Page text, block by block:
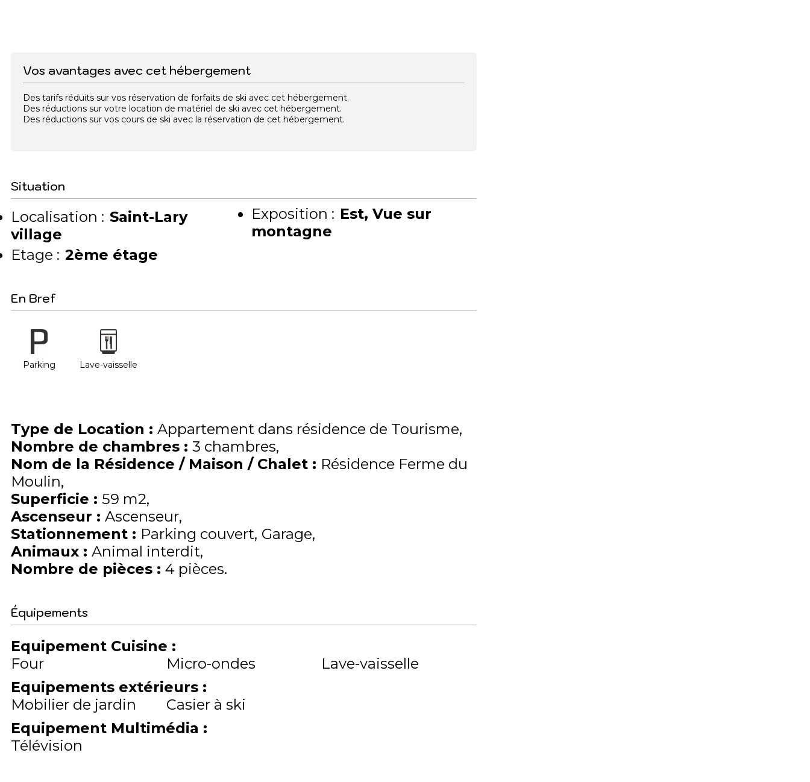
Vos avantages avec cet hébergement
Des tarifs réduits sur vos réservation de forfaits de ski avec cet hébergement.
Des réductions sur votre location de matériel de ski avec cet hébergement.
Des réductions sur vos cours de ski avec la réservation de cet hébergement.
Situation
Localisation : Saint-Lary
village
Etage : 2ème étage
Exposition : Est Vue sur
montagne
En Bref
Parking Lave-vaisselle
Type de Location : Appartement dans résidence de Tourisme
Nombre de chambres : 3 chambres
Nom de la Résidence / Maison / Chalet : Résidence Ferme du
Moulin
Superficie : 59 m2
Ascenseur : Ascenseur
Stationnement : Parking couvert Garage
Animaux : Animal interdit
Nombre de pièces : 4 pièces
Équipements
Equipement Cuisine :
Four
Micro-ondes
Lave-vaisselle
Equipements extérieurs :
Mobilier de jardin
Casier à ski
Equipement Multimédia :
Télévision